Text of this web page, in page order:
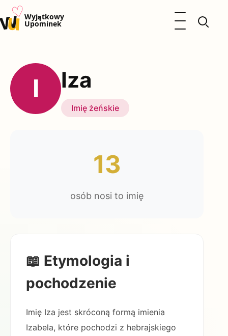
u♡Wyjątkowy
Upominek
Otwórz menu
Kalendarz Imienin
Kobieta
Okazje
Katalog prezentów
I Iza
Imię żeńskie
13
osób nosi to imię
📖 Etymologia i
pochodzenie
Imię Iza jest skróconą formą imienia
Izabela, które pochodzi z hebrajskiego